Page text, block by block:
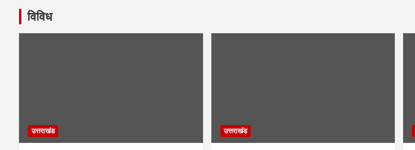
विविध
उत्तराखंड उत्तराखंड